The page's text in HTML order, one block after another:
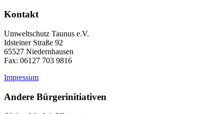
Kontakt
Umweltschutz Taunus e.V.
Idsteiner Straße 92
65527 Niedernhausen
Fax: 06127 703 9816
Impressum
Andere Bürgerinitiativen